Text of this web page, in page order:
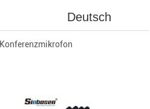
Deutsch
Konferenzmikrofon